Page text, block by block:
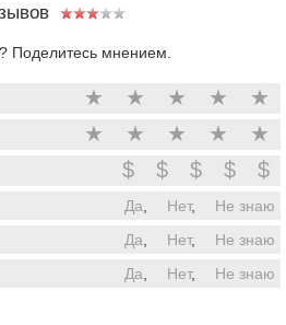
Поделитесь мнением.
★ ★ ★ ★ ★
★ ★ ★ ★ ★
$ $ $ $ $
Да Нет,
Не знаю
Да Нет,
Не знаю
Да Нет, Не знаю